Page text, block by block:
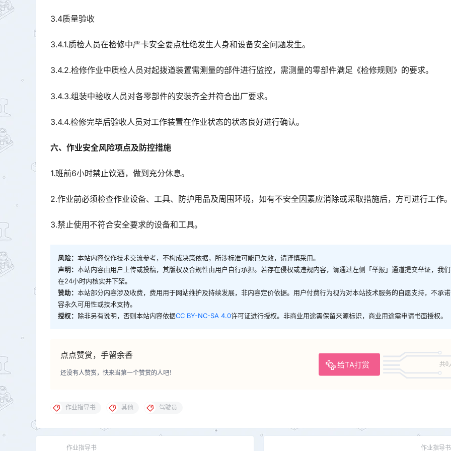
3.4质量验收
3.4.1.质检人员在检修中严卡安全要点杜绝发生人身和设备安全问题发生。
3.4.2.检修作业中质检人员对起拨道装置需测量的部件进行监控，需测量的零部件满足《检修规则》的要求。
3.4.3.组装中验收人员对各零部件的安装齐全并符合出厂要求。
3.4.4.检修完毕后验收人员对工作装置在作业状态的状态良好进行确认。
六、作业安全风险项点及防控措施
1.班前6小时禁止饮酒，做到充分休息。
2.作业前必须检查作业设备、工具、防护用品及周围环境，如有不安全因素应消除或采取措施后，方可进行工作
3.禁止使用不符合安全要求的设备和工具。
风险： 本站内容仅作技术交流参考，不构成决策依据，所涉标准可能已失效，请谨慎采用。
声明： 本站内容由用户上传或投稿，其版权及合规性由用户自行承担。若存在侵权或违规内容，请通过左侧「举报」通道提交举证，我
在24小时内核实并下架。
赞助： 本站部分内容涉及收费，费用用于网站维护及持续发展，非内容定价依据。用户付费行为视为对本站技术服务的自愿支持，不承
容永久可用性或技术支持。
授权： 除非另有说明，否则本站内容依据CC BY-NC-SA 4.0许可证进行授权。非商业用途需保留来源标识，商业用途需申请书面授权。
点点赞赏，手留余香
给TA打赏 共0
还没有人赞赏，快来当第一个赞赏的人吧！
作业指导书 其他 驾驶员
作业指导书 作业指导书